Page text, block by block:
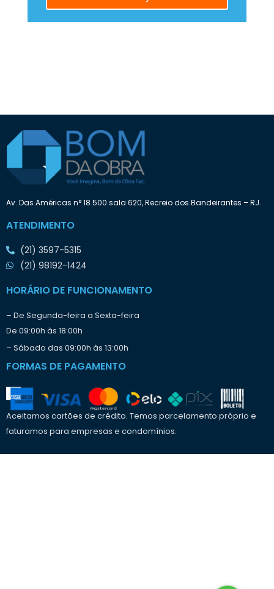
Av. Das Américas n° 18.500 sala 620, Recreio dos Bandeirantes – RJ.
ATENDIMENTO
(21) 3597-5315
(21) 98192-1424
HORÁRIO DE FUNCIONAMENTO
– De Segunda-feira a Sexta-feira
De 09:00h às 18:00h
– Sábado das 09:00h às 13:00h
FORMAS DE PAGAMENTO
Aceitamos cartões de crédito. Temos parcelamento próprio e
faturamos para empresas e condomínios.